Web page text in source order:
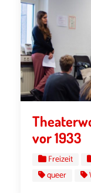
vor 1933
Freizeit
queer